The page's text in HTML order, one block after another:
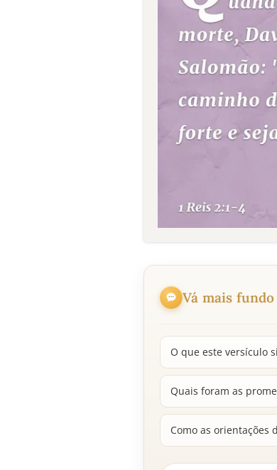
Vá mais fundo
O que este versículo
Quais foram as
Como as orientações